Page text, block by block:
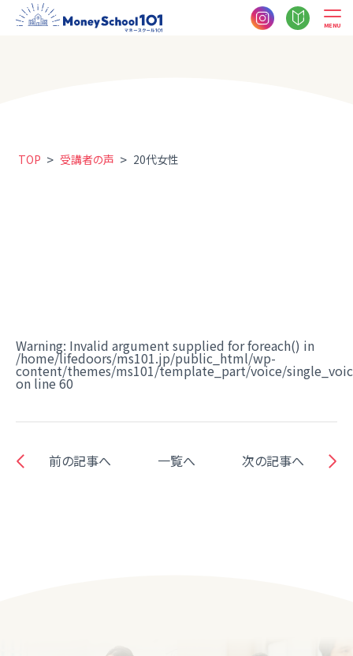
MENU
TOP > 受講者の声 > 20代女性
Warning: Invalid argument supplied for foreach() in
/home/lifedoors/ms101.jp/public_html/wp-
content/themes/ms101/template_part/voice/
on line 60
前の記事へ 一覧へ 次の記事へ